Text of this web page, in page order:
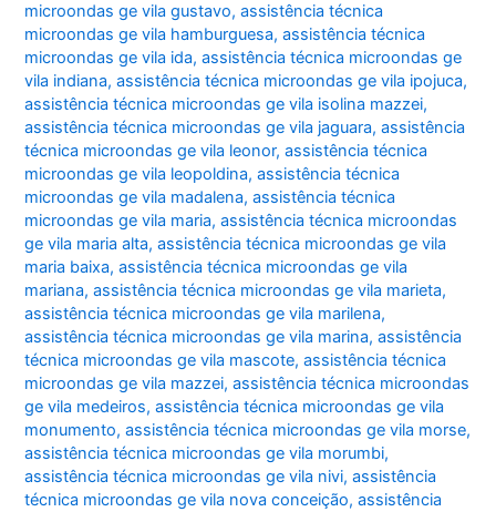
microondas ge vila gustavo,assistência técnica
microondas ge vila hamburguesa,assistência técnica
microondas ge vila ida,assistência técnica microondas ge
vila indiana,assistência técnica microondas ge vila ipojuca,
assistência técnica microondas ge vila isolina mazzei,
assistência técnica microondas ge vila jaguara,assistência
técnica microondas ge vila leonor,assistência técnica
microondas ge vila leopoldina,assistência técnica
microondas ge vila madalena,assistência técnica
microondas ge vila maria,assistência técnica microondas
ge vila maria alta,assistência técnica microondas ge vila
maria baixa,assistência técnica microondas ge vila
mariana,assistência técnica microondas ge vila marieta,
assistência técnica microondas ge vila marilena,
assistência técnica microondas ge vila marina,assistência
técnica microondas ge vila mascote,assistência técnica
microondas ge vila mazzei,assistência técnica microondas
ge vila medeiros,assistência técnica microondas ge vila
monumento,assistência técnica microondas ge vila morse,
assistência técnica microondas ge vila morumbi,
assistência técnica microondas ge vila nivi,assistência
técnica microondas ge vila nova conceição,assistência